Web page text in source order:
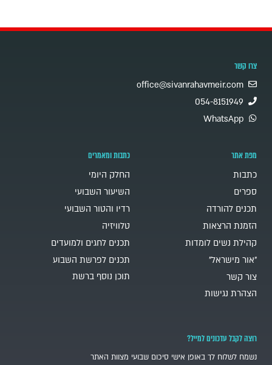
צרו קשר
office@sivanrahavmeir.com
054-8151949
WhatsApp
מפת אתר
כתבות
ספרים
תכנים להורדה
הזמנת הרצאות
קהילת נשים לומדות
"אור מישראל"
צור קשר
הצהרת נגישות
כתבות ומאמרים
החלק היומי
השיעור השבועי
רדיו והטור השבועי
טלוויזיה
תכנים לחגים ולמועדים
תכנים לפרשת השבוע
תוכן נוסף ברשת
רוצה לקבל עדכונים למייל?
נשמח לשלוח לך באופן אישי סיכום שבועי מצוות האתר